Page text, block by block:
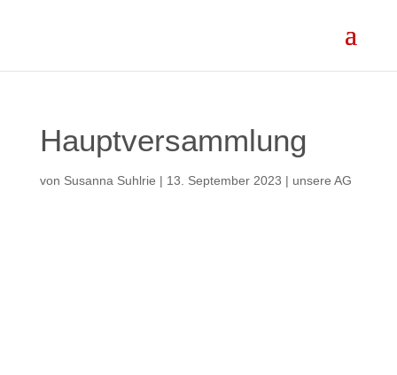
Hauptversammlung
von Susanna Suhlrie | 13. September 2023 | unsere AG